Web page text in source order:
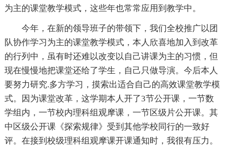
为主的课堂教学模式，这些年也常常应用到教学中。
今年，在新的领导班子的带领下，我们全校推广以团
队协作学习为主的课堂教学模式，本人欣喜地加入到改革
的行列中，虽有时还难以改变以自己讲课为主的习惯，但
现在慢慢地把课堂还给了学生，自己只做导演。今后本人
要努力研究.多方学习，摸索出适合自己的高效课堂教学模
式。因为课堂改革，这学期本人开了3节公开课，一节数
学组内，一节校内理科组观摩课，一节区级片公开课。其
中区级公开课《探索规律》受到其他学校同行的一致好
评。在接到校级理科组观摩课开课通知时，我很有压力。